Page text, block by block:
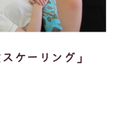
ケーリング」